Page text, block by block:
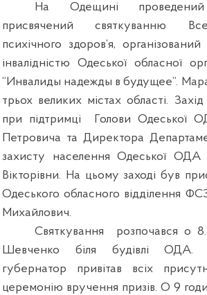
На Одещині проведений
присвячений святкуванню
психічного здоров’я,
інвалідністю Одеської обласної
“Инвалиды надежды в будущее”.
трьох великих містах області.
при підтримці
Голови Одеської
Петровича та Директора
захисту населення Одеської ОДА
Вікторівни. На цьому заході був
Одеського обласного відділення
Михайлович.
Святкування
розпочався о
Шевченко біля будівлі ОДА.
губернатор привітав всіх
церемонію вручення призів. О 9